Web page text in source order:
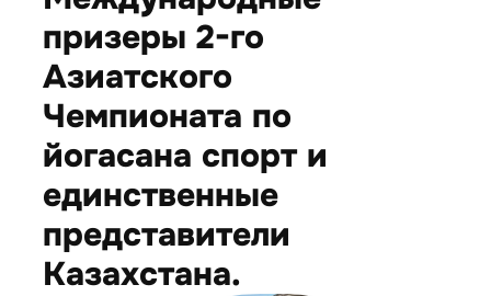
призеры 2-го
Азиатского
Чемпионата по
йогасана спорт и
единственные
представители
Казахстана.